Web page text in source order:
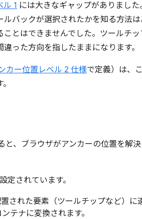
1 には大きなギャップがありまし
バックが選択されたかを知る方法
とはできませんでした。ツールチッ
った方向を指したままになります。
カー位置レベル 2 仕様で定義）は、
と、ブラウザがアンカーの位置を解
定されています。
置された要素（ツールチップなど）
テナに変換されます。